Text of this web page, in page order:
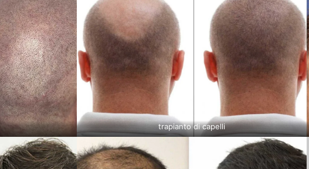
trapianto di capelli